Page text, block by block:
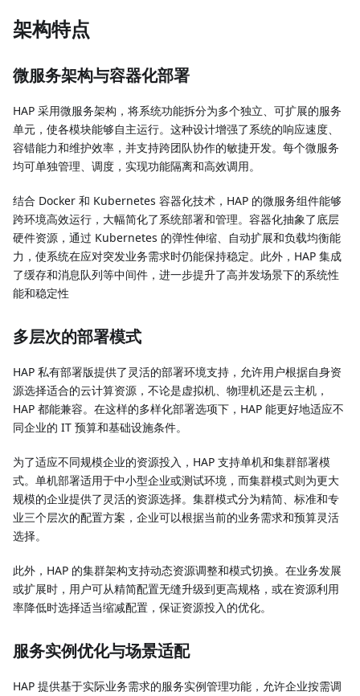
架构特点
微服务架构与容器化部署
HAP 采用微服务架构，将系统功能拆分为多个独立、可扩展的服务
单元，使各模块能够自主运行。这种设计增强了系统的响应速度、
容错能力和维护效率，并支持跨团队协作的敏捷开发。每个微服务
均可单独管理、调度，实现功能隔离和高效调用。
结合 Docker 和 Kubernetes 容器化技术，HAP 的微服务组件能够
跨环境高效运行，大幅简化了系统部署和管理。容器化抽象了底层
硬件资源，通过 Kubernetes 的弹性伸缩、自动扩展和负载均衡能
力，使系统在应对突发业务需求时仍能保持稳定。此外，HAP 集成
了缓存和消息队列等中间件，进一步提升了高并发场景下的系统性
能和稳定性
多层次的部署模式
HAP 私有部署版提供了灵活的部署环境支持，允许用户根据自身资
源选择适合的云计算资源，不论是虚拟机、物理机还是云主机，
HAP 都能兼容。在这样的多样化部署选项下，HAP 能更好地适应不
同企业的 IT 预算和基础设施条件。
为了适应不同规模企业的资源投入，HAP 支持单机和集群部署模
式。单机部署适用于中小型企业或测试环境，而集群模式则为更大
规模的企业提供了灵活的资源选择。集群模式分为精简、标准和专
业三个层次的配置方案，企业可以根据当前的业务需求和预算灵活
选择。
此外，HAP 的集群架构支持动态资源调整和模式切换。在业务发展
或扩展时，用户可从精简配置无缝升级到更高规格，或在资源利用
率降低时选择适当缩减配置，保证资源投入的优化。
服务实例优化与场景适配
HAP 提供基于实际业务需求的服务实例管理功能，允许企业按需调